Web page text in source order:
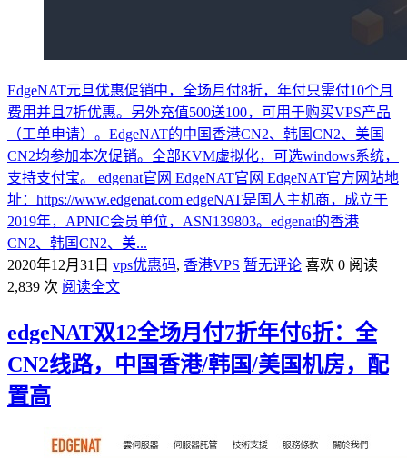
EdgeNAT元旦优惠促销中，全场月付8折，年付只需付10个月
费用并且7折优惠。另外充值500送100，可用于购买VPS产品
（工单申请）。EdgeNAT的中国香港CN2、韩国CN2、美国
CN2均参加本次促销。全部KVM虚拟化，可选windows系统，
支持支付宝。 edgenat官网 EdgeNAT官网 EdgeNAT官方网站地
址：https://www.edgenat.com edgeNAT是国人主机商，成立于
2019年，APNIC会员单位，ASN139803。edgenat的香港
CN2、韩国CN2、美...
2020年12月31日 vps优惠码, 香港VPS 暂无评论 喜欢 0 阅读
2,839 次 阅读全文
edgeNAT双12全场月付7折年付6折：全
CN2线路，中国香港/韩国/美国机房，配
置高